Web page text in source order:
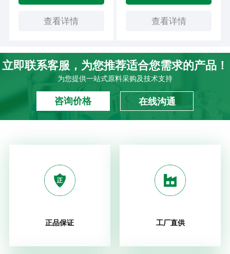
查看详情 查看详情
立即联系客服，为您推荐适合您需求的产品！
为您提供一站式原料采购及技术支持
咨询价格 在线沟通
正品保证 工厂直供